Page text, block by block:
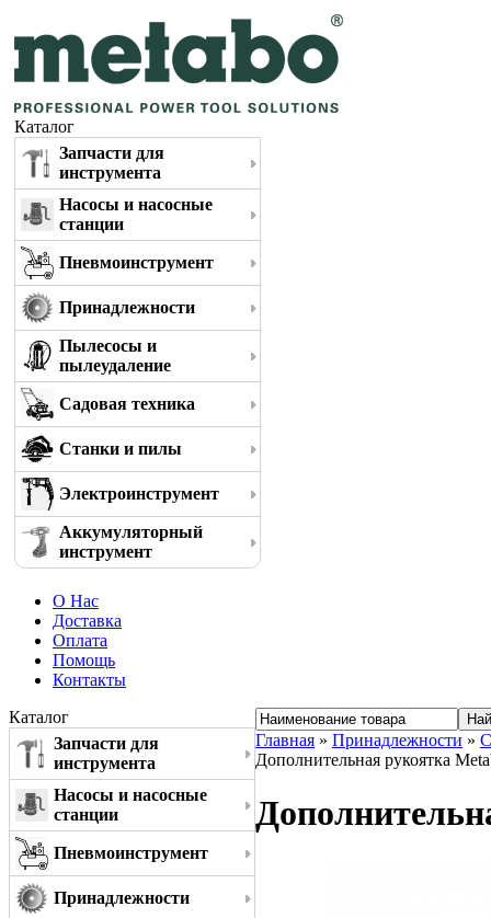
Каталог
Запчасти для
инструмента
Насосы и насосные
станции
Пневмоинструмент
Принадлежности
Пылесосы и
пылеудаление
Садовая техника
Станки и пилы
Электроинструмент
Аккумуляторный
инструмент
О Нас
Доставка
Оплата
Помощь
Контакты
Каталог
Запчасти для
инструмента
Насосы и насосные
станции
Пневмоинструмент
Принадлежности
Главная » Принадлежности »
Дополнительная рукоятка